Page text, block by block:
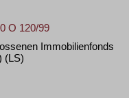
O 120/99
Immobilienfonds
(LS)